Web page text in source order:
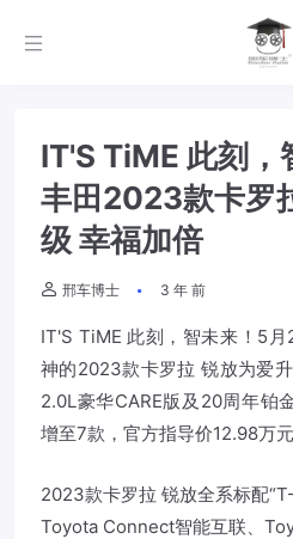
IT'S TiME 此刻，
丰田2023款卡罗
级 幸福加倍
邢车博士 3 年 前
IT'S TiME 此刻，智未来！5
神的2023款卡罗拉 锐放为爱
2.0L豪华CARE版及20周年铂
增至7款，官方指导价12.98万元
2023款卡罗拉 锐放全系标配
Toyota Connect智能互联、